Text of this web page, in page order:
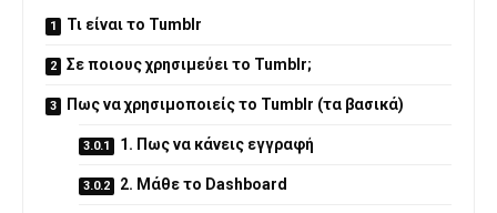
Τι είναι το Tumblr
Σε ποιους χρησιμεύει το Tumblr;
Πως να χρησιμοποιείς το Tumblr (τα βασικά)
1. Πως να κάνεις εγγραφή
2. Μάθε το Dashboard